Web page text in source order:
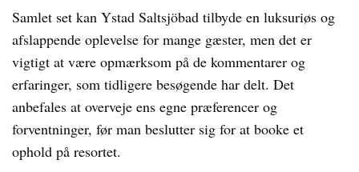
Samlet set kan Ystad Saltsjöbad tilbyde en luksuriøs og
afslappende oplevelse for mange gæster, men det er
vigtigt at være opmærksom på de kommentarer og
erfaringer, som tidligere besøgende har delt. Det
anbefales at overveje ens egne præferencer og
forventninger, før man beslutter sig for at booke et
ophold på resortet.